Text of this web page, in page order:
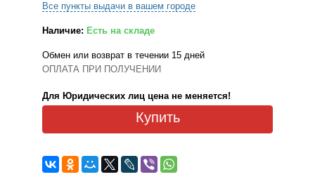
Все пункты выдачи в вашем городе
Наличие: Есть на складе
Обмен или возврат в течении 15 дней
ОПЛАТА ПРИ ПОЛУЧЕНИИ
Для Юридических лиц цена не меняется!
Купить